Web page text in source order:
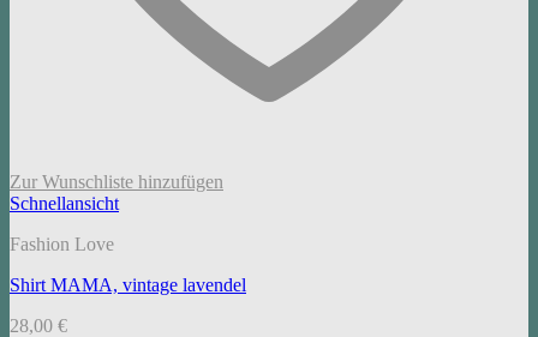
Zur Wunschliste hinzufügen
Schnellansicht
Fashion Love
Shirt MAMA, vintage lavendel
28,00 €